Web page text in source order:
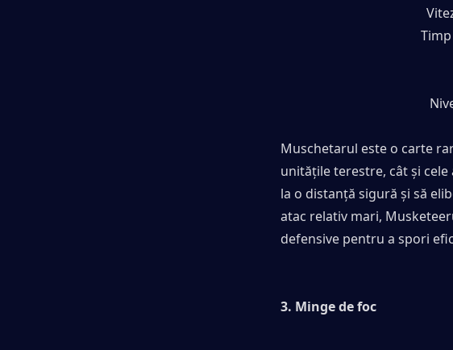
Muschetarul este o carte
unitățile terestre, cât și
la o distanță sigură și să
atac relativ mari,
defensive pentru a spori
3. Minge de foc